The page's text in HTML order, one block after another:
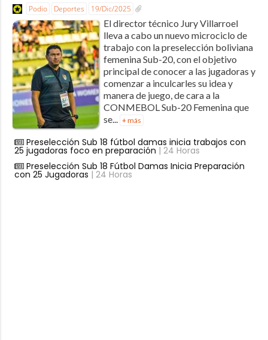
Podio Deportes 19/Dic/2025
El director técnico Jury Villarroel
lleva a cabo un nuevo microciclo de
trabajo con la preselección boliviana
femenina Sub-20, con el objetivo
principal de conocer a las jugadoras y
comenzar a inculcarles su idea y
manera de juego, de cara a la
CONMEBOL Sub-20 Femenina que
se... + más
Preselección Sub 18 fútbol damas inicia trabajos con
25 jugadoras foco en preparación | 24 Horas
Preselección Sub 18 Fútbol Damas Inicia Preparación
con 25 Jugadoras | 24 Horas